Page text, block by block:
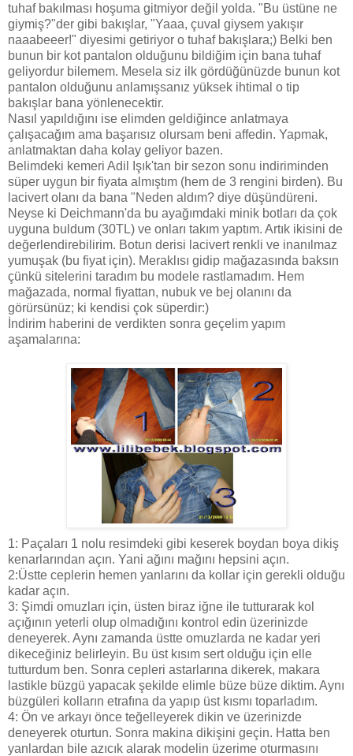
tuhaf bakılması hoşuma gitmiyor değil yolda. "Bu üstüne ne
giymiş?"der gibi bakışlar, "Yaaa, çuval giysem yakışır
naaabeeer!" diyesimi getiriyor o tuhaf bakışlara;) Belki ben
bunun bir kot pantalon olduğunu bildiğim için bana tuhaf
geliyordur bilemem. Mesela siz ilk gördüğünüzde bunun kot
pantalon olduğunu anlamışsanız yüksek ihtimal o tip
bakışlar bana yönlenecektir.
Nasıl yapıldığını ise elimden geldiğince anlatmaya
çalışacağım ama başarısız olursam beni affedin. Yapmak,
anlatmaktan daha kolay geliyor bazen.
Belimdeki kemeri Adil Işık'tan bir sezon sonu indiriminden
süper uygun bir fiyata almıştım (hem de 3 rengini birden). Bu
lacivert olanı da bana "Neden aldım? diye düşündüreni.
Neyse ki Deichmann'da bu ayağımdaki minik botları da çok
uyguna buldum (30TL) ve onları takım yaptım. Artık ikisini de
değerlendirebilirim. Botun derisi lacivert renkli ve inanılmaz
yumuşak (bu fiyat için). Meraklısı gidip mağazasında baksın
çünkü sitelerini taradım bu modele rastlamadım. Hem
mağazada, normal fiyattan, nubuk ve bej olanını da
görürsünüz; ki kendisi çok süperdir:)
İndirim haberini de verdikten sonra geçelim yapım
aşamalarına:
1: Paçaları 1 nolu resimdeki gibi keserek boydan boya dikiş
kenarlarından açın. Yani ağını mağını hepsini açın.
2:Üstte ceplerin hemen yanlarını da kollar için gerekli olduğu
kadar açın.
3: Şimdi omuzları için, üsten biraz iğne ile tutturarak kol
açığının yeterli olup olmadığını kontrol edin üzerinizde
deneyerek. Aynı zamanda üstte omuzlarda ne kadar yeri
dikeceğiniz belirleyin. Bu üst kısım sert olduğu için elle
tutturdum ben. Sonra cepleri astarlarına dikerek, makara
lastikle büzgü yapacak şekilde elimle büze büze diktim. Aynı
büzgüleri kolların etrafına da yapıp üst kısmı toparladım.
4: Ön ve arkayı önce teğelleyerek dikin ve üzerinizde
deneyerek oturtun. Sonra makina dikişini geçin. Hatta ben
yanlardan bile azıcık alarak modelin üzerime oturmasını